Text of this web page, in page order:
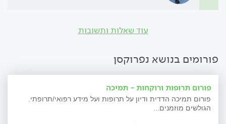
עוד שאלות ותשובות
פורומים בנושא נפרוקסן
פורום תרופות ורוקחות - תמיכה
פורום תמיכה הדדית ודיון על תרופות ועל מידע רפואי/תרופתי.
הגולשים מוזמנים...